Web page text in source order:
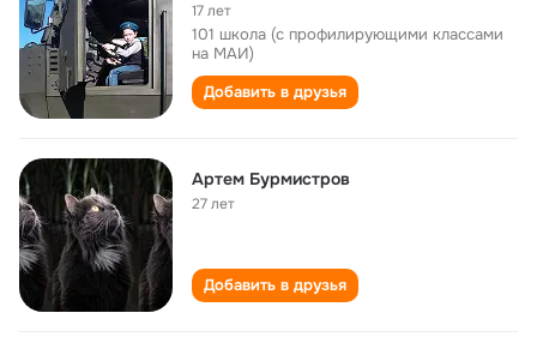
17 лет
101 школа (с профилирующими классами
на МАИ)
Добавить в друзья
Артем Бурмистров
27 лет
Добавить в друзья